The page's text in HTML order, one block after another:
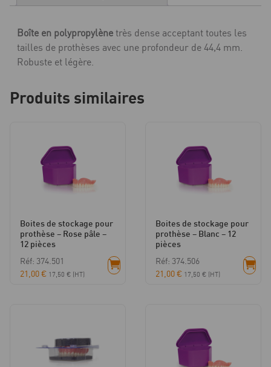
Age
120
pièces
Boîte en polypropylène très dense acceptant toutes les
tailles de prothèses avec une profondeur de 44,4 mm.
Robuste et légère.
Produits similaires
Boites de stockage pour
prothèse – Rose pâle –
12 pièces
Réf: 374.501
21,00€ 17,50 € (HT)
Boites de stockage pour
prothèse – Blanc – 12
pièces
Réf: 374.506
21,00€ 17,50 € (HT)